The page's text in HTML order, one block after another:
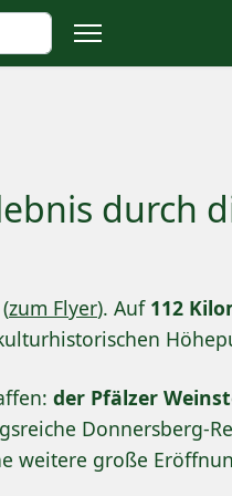
durch
zum Flyer). Auf 112
der Pfälzer
Donnersberg-
weitere große